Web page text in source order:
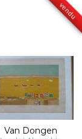
vendu
Van Dongen